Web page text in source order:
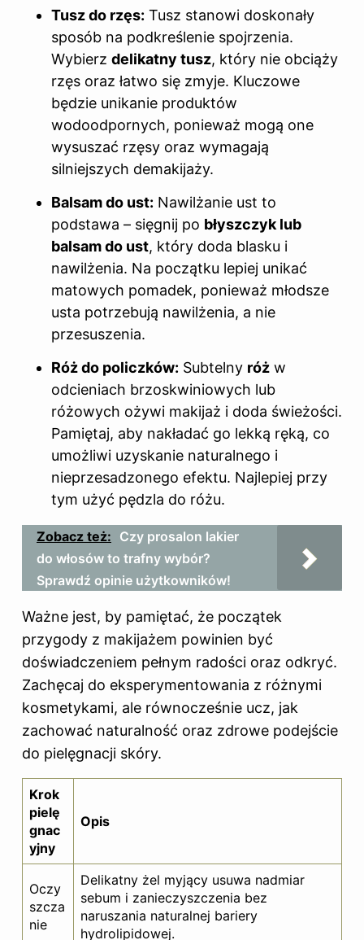
Tusz do rzęs: Tusz stanowi doskonały
sposób na podkreślenie spojrzenia.
Wybierz delikatny tusz, który nie obciąży
rzęs oraz łatwo się zmyje. Kluczowe
będzie unikanie produktów
wodoodpornych, ponieważ mogą one
wysuszać rzęsy oraz wymagają
silniejszych demakijaży.
Balsam do ust: Nawilżanie ust to
podstawa – sięgnij po błyszczyk lub
balsam do ust, który doda blasku i
nawilżenia. Na początku lepiej unikać
matowych pomadek, ponieważ młodsze
usta potrzebują nawilżenia, a nie
przesuszenia.
Róż do policzków: Subtelny róż w
odcieniach brzoskwiniowych lub
różowych ożywi makijaż i doda świeżości.
Pamiętaj, aby nakładać go lekką ręką, co
umożliwi uzyskanie naturalnego i
nieprzesadzonego efektu. Najlepiej przy
tym użyć pędzla do różu.
Zobacz też: Czy prosalon lakier
do włosów to trafny wybór?
Sprawdź opinie użytkowników!
Ważne jest, by pamiętać, że początek
przygody z makijażem powinien być
doświadczeniem pełnym radości oraz odkryć.
Zachęcaj do eksperymentowania z różnymi
kosmetykami, ale równocześnie ucz, jak
zachować naturalność oraz zdrowe podejście
do pielęgnacji skóry.
Krok
pielę
gnac
yjny
Opis
Oczy
szcza
nie
Delikatny żel myjący usuwa nadmiar
sebum i zanieczyszczenia bez
naruszania naturalnej bariery
hydrolipidowej.